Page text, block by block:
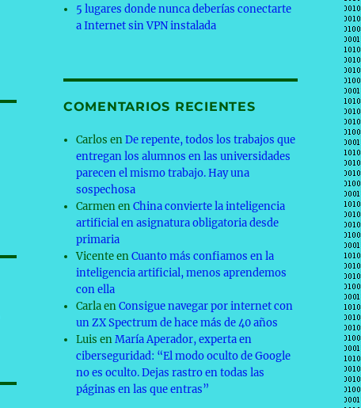
5 lugares donde nunca deberías conectarte
a Internet sin VPN instalada
COMENTARIOS RECIENTES
Carlos enDe repente, todos los trabajos que
entregan los alumnos en las universidades
parecen el mismo trabajo. Hay una
sospechosa
CarmenenChina convierte la inteligencia
artificial en asignatura obligatoria desde
primaria
VicenteenCuanto más confiamos en la
inteligencia artificial, menos aprendemos
con ella
CarlaenConsigue navegar por internet con
un ZX Spectrum de hace más de 40 años
Luis enMaría Aperador, experta en
ciberseguridad: “El modo oculto de Google
no es oculto. Dejas rastro en todas las
páginas en las que entras”